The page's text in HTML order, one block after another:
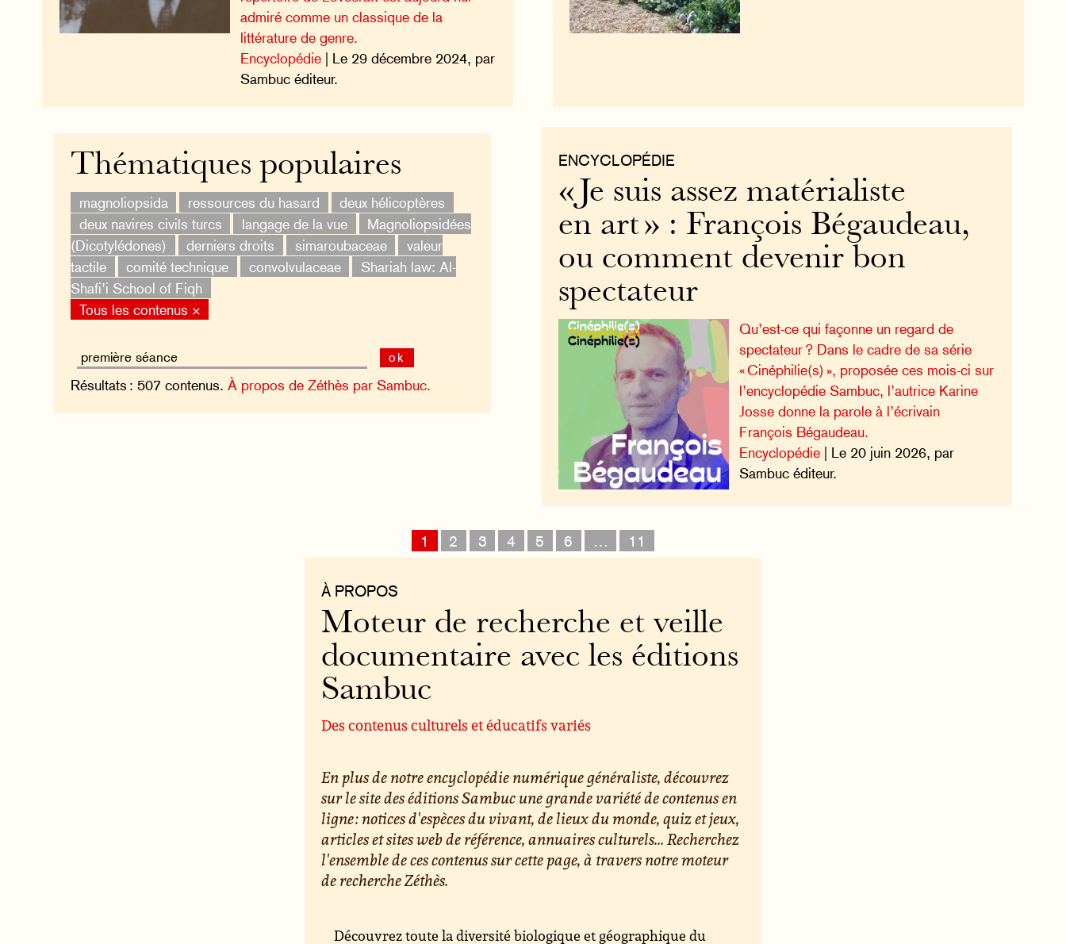
admiré comme un classique de la
littérature de genre.
Encyclopédie | Le 29 décembre 2024, par
Sambuc éditeur.
ENCYCLOPÉDIE
« Je suis assez matérialiste
en art » : François Bégaudeau,
ou comment devenir bon
spectateur
Qu’est-ce qui façonne un regard de
spectateur ? Dans le cadre de sa série
« Cinéphilie(s) », proposée ces mois-ci sur
l’encyclopédie Sambuc, l’autrice Karine
Josse donne la parole à l’écrivain
François Bégaudeau.
Encyclopédie | Le 20 juin 2026, par
Sambuc éditeur.
Thématiques populaires
magnoliopsida ressources du hasard
deux hélicoptères
deux navires civils turcs
langage de la vue
Magnoliopsidées
(Dicotylédones)
derniers droits simaroubaceae
valeur
tactile
comité technique convolvulaceae
Shariah law: Al-
Shafi’i School of Fiqh
Tous les contenus ×
ok
Résultats : 507 contenus. À propos de Zéthès par Sambuc.
1 2 3 4 5 6 … 11
À PROPOS
Moteur de recherche et veille
documentaire avec les éditions
Sambuc
Des contenus culturels et éducatifs variés
En plus de notre encyclopédie numérique généraliste, découvrez
sur le site des éditions Sambuc une grande variété de contenus en
ligne : notices d'espèces du vivant, de lieux du monde, quiz et jeux,
articles et sites web de référence, annuaires culturels... Recherchez
l'ensemble de ces contenus sur cette page, à travers notre moteur
de recherche Zéthès.
Découvrez toute la diversité biologique et géographique du